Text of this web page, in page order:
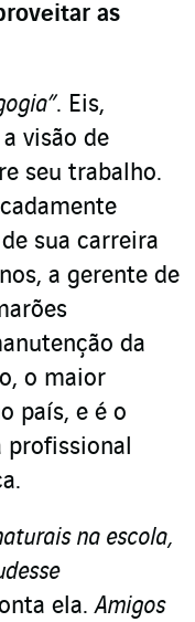
as
. Eis,
visão de
seu trabalho.
sua carreira
a gerente de
da
o maior
país, e é o
profissional
na escola,
ela.Amigos